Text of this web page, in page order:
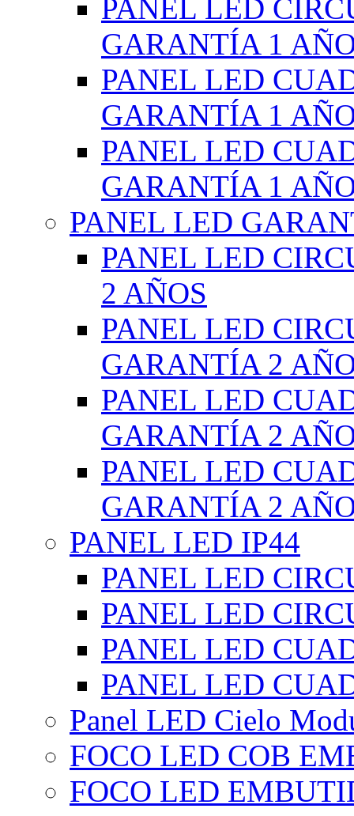
PANEL LED
GARANTÍA 1
PANEL LED
GARANTÍA 1
PANEL LED
GARANTÍA 1
PANEL LED
PANEL LED
2 AÑOS
PANEL LED
GARANTÍA 2
PANEL LED
GARANTÍA 2
PANEL LED
GARANTÍA 2
PANEL LED IP44
PANEL LED
PANEL LED
PANEL LED
PANEL LED
Panel LED Cielo
FOCO LED COB
FOCO LED